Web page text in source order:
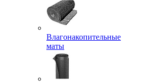
Влагонакопительные
маты